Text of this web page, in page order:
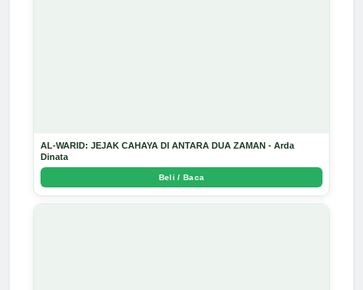
AL-WARID: JEJAK CAHAYA DI ANTARA DUA ZAMAN - Arda
Dinata
Beli / Baca